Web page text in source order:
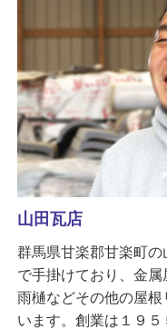
山田瓦店
群馬県甘楽郡甘楽町
で手掛けており、金
雨樋などその他の屋
います。創業は１９